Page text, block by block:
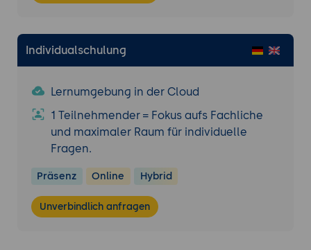
Individualschulung
Lernumgebung in der Cloud
1 Teilnehmender = Fokus aufs Fachliche
und maximaler Raum für individuelle
Fragen.
Präsenz Online Hybrid
Unverbindlich anfragen